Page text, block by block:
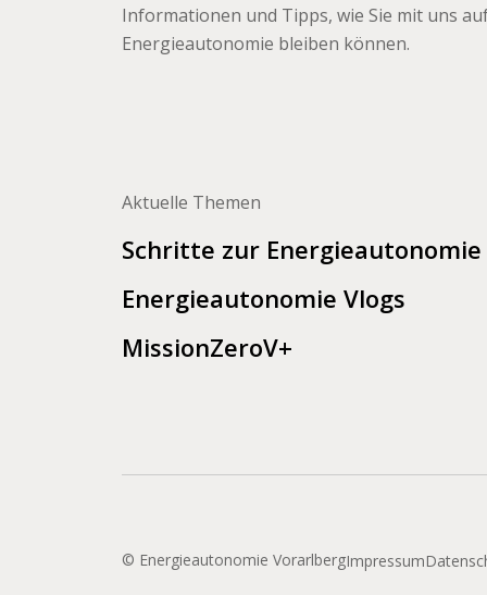
Informationen und Tipps, wie Sie mit uns
Energieautonomie bleiben können.
Aktuelle Themen
Schritte zur Energieautonomie
Energieautonomie Vlogs
MissionZeroV+
© Energieautonomie VorarlbergImpressum